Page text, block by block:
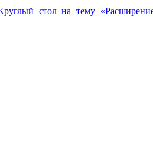
стол на тему